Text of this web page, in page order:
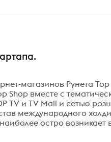
магазинов Рунета
Shop вместе с
TV и TV Mall и сетью
международного
остро возникает